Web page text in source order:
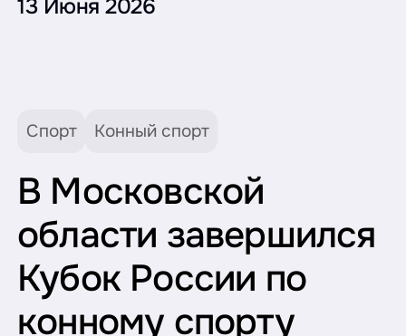
13 Июня 2026
Спорт Конный спорт
В Московской
области завершился
Кубок России по
конному спорту